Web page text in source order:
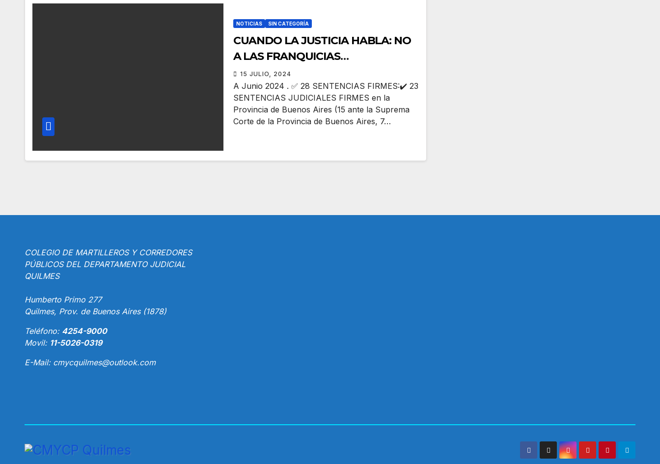
NOTICIAS SIN CATEGORÍA
CUANDO LA JUSTICIA HABLA: NO
A LAS FRANQUICIAS
INMOBILIARIAS
15 JULIO, 2024
A Junio 2024 . ✅ 28 SENTENCIAS FIRMES:✔️ 23
SENTENCIAS JUDICIALES FIRMES en la
Provincia de Buenos Aires (15 ante la Suprema
Corte de la Provincia de Buenos Aires, 7…
COLEGIO DE MARTILLEROS Y CORREDORES
PÚBLICOS DEL DEPARTAMENTO JUDICIAL
QUILMES
Humberto Primo 277
Quilmes, Prov. de Buenos Aires (1878)
Teléfono: 4254-9000
Movil: 11-5026-0319
E-Mail: cmycquilmes@outlook.com